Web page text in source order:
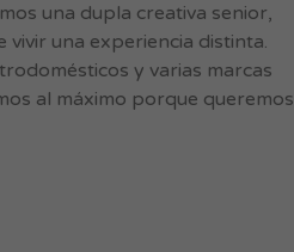
una dupla creativa senior,
una experiencia distinta.
y varias marcas
al máximo porque queremos